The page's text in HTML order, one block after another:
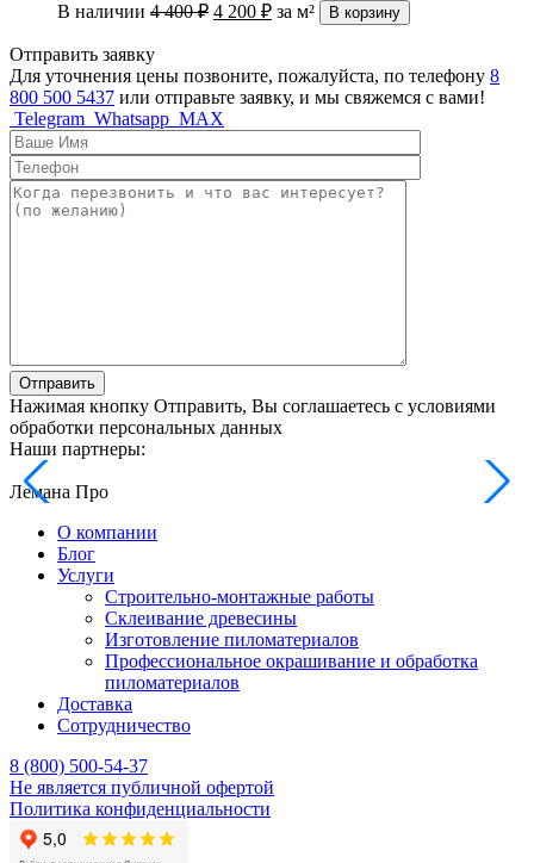
В наличии 4 400₽ 4 200 ₽ за м² В корзину
Отправить заявку
Для уточнения цены позвоните, пожалуйста, по телефону 8
800 500 5437 или отправьте заявку, и мы свяжемся с вами!
Telegram Whatsapp MAX
Отправить
Нажимая кнопку Отправить, Вы соглашаетесь с условиями
обработки персональных данных
Наши партнеры:
Лемана Про
О компании
Блог
Услуги
Строительно-монтажные работы
Склеивание древесины
Изготовление пиломатериалов
Профессиональное окрашивание и обработка
пиломатериалов
Доставка
Сотрудничество
8 (800) 500-54-37
Не является публичной офертой
Политика конфиденциальности